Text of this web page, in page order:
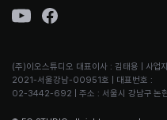
(주)이오스튜디오 대표이사 : 김태용 | 사
2021-서울강남-00951호 | 대표번호 :
02-3442-692 | 주소 : 서울시 강남구 논